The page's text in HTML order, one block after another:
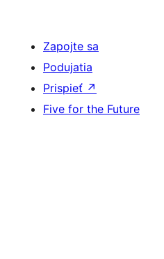
Zapojte sa
Podujatia
Prispieť ↗
Five for the Future